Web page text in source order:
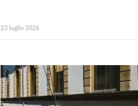
23 luglio 2026